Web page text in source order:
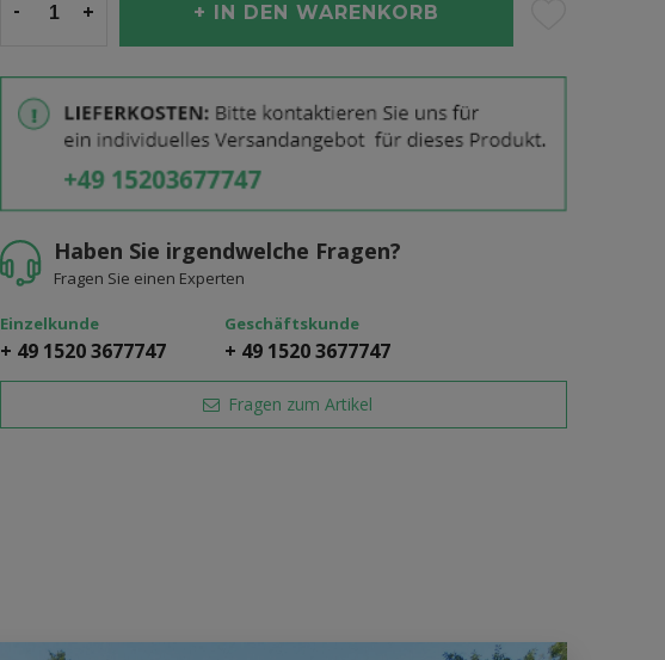
+
- IN DEN WARENKORB
Haben Sie irgendwelche Fragen?
Fragen Sie einen Experten
Einzelkunde
+ 49 1520 3677747
Geschäftskunde
+ 49 1520 3677747
Fragen zum Artikel